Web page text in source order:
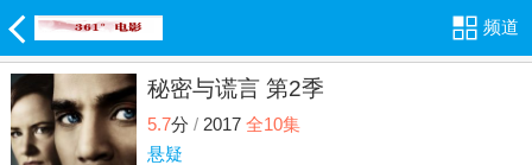
频道
秘密与谎言 第2季
5.7分 /2017 全10集
悬疑